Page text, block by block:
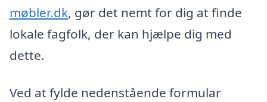
møbler.dk, gør det nemt for dig at finde
lokale fagfolk, der kan hjælpe dig med
dette.
Ved at fylde nedenstående formular